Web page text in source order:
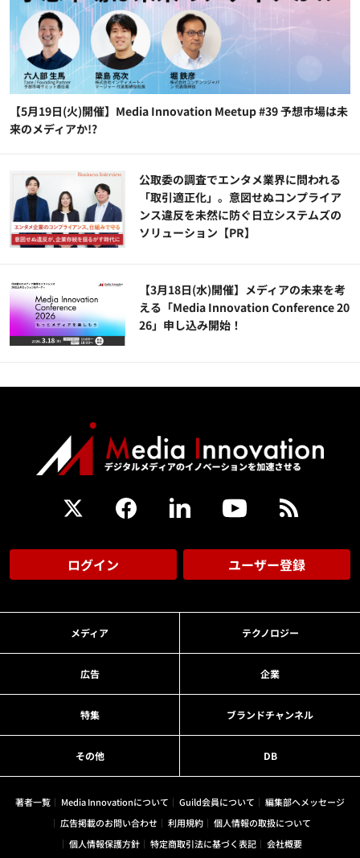
【5月19日(火)開催】Media Innovation Meetup #39 予想市場は未
来のメディアか!?
公​​取委の調査でエンタメ業界に問われる
「取引適正化」。意図せぬコンプライア
ンス違反を未然に防ぐ日立システムズの
ソリューション​【PR】
【3月18日(水)開催】メディアの未来を考
える「Media Innovation Conference 20
26」申し込み開始！
ログイン ユーザー登録
メディア テクノロジー
広告 企業
特集 ブランドチャンネル
その他 DB
著者一覧 Media Innovationについて Guild会員について
編集部へメッセージ
広告掲載のお問い合わせ
利用規約
個人情報の取扱について
個人情報保護方針
特定商取引法に基づく表記
会社概要